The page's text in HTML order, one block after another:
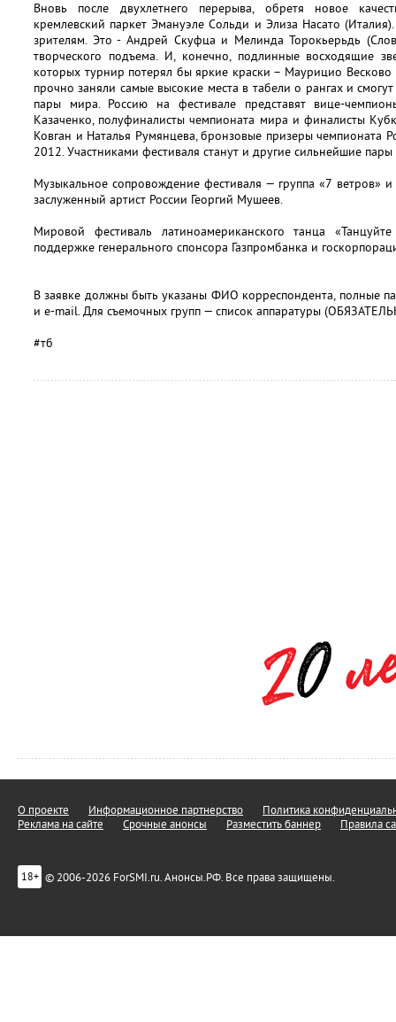
Вновь после двухлетнего перерыва, обретя новое
кремлевский паркет Эмануэле Сольди и Элиза Насато
зрителям. Это - Андрей Скуфца и Мелинда Торокьерьдь
творческого подъема. И, конечно, подлинные восходящие
которых турнир потерял бы яркие краски – Маурицио
прочно заняли самые высокие места в табели о рангах и
пары мира. Россию на фестивале представят вице-
Казаченко, полуфиналисты чемпионата мира и финалисты
Ковган и Наталья Румянцева, бронзовые призеры чемпионата
2012. Участниками фестиваля станут и другие сильнейшие пары
Музыкальное сопровождение фестиваля — группа «7 ветров»
заслуженный артист России Георгий Мушеев.
Мировой фестиваль латиноамериканского танца
поддержке генерального спонсора Газпромбанка и
В заявке должны быть указаны ФИО корреспондента, полные
и e-mail. Для съемочных групп — список аппаратуры
#тб
О проекте Информационное партнерство
Политика
Реклама на сайте
Срочные анонсы Разместить баннер Правила
18+ © 2006-2026 ForSMI.ru. Анонсы.РФ. Все права защищены.